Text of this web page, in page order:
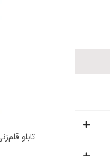
تابلو قلم‌زنی 20 در 55 سانتی در